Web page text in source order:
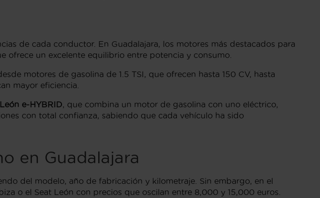
de cada conductor. En Guadalajara, los motores más destacados para
ofrece un excelente equilibrio entre potencia y consumo.
motores de gasolina de 1.5 TSI, que ofrecen hasta 150 CV, hasta
mayor eficiencia.
León e-HYBRID, que combina un motor de gasolina con uno eléctrico,
con total confianza, sabiendo que cada vehículo ha sido
en Guadalajara
del modelo, año de fabricación y kilometraje. Sin embargo, en el
o el Seat León con precios que oscilan entre 8,000 y 15,000 euros.